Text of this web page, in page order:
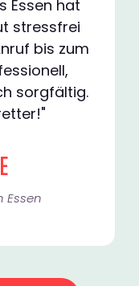
Essen hat
stressfrei
bis zum
sorgfältig.
Essen​